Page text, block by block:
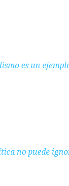
es un
no puede